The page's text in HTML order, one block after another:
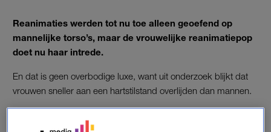
Reanimaties werden tot nu toe alleen geoefend op
mannelijke torso’s, maar de vrouwelijke reanimatiepop
doet nu haar intrede.
En dat is geen overbodige luxe, want uit onderzoek blijkt dat
vrouwen sneller aan een hartstilstand overlijden dan mannen.